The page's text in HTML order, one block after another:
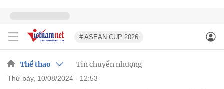
# ASEAN CUP 2026
Thể thao Tin chuyển nhượng
thứ bảy, 10/08/2024 - 12:53